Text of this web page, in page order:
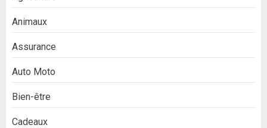
Animaux
Assurance
Auto Moto
Bien-être
Cadeaux